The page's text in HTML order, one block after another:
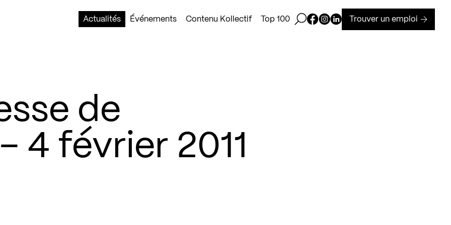
Actualités
Événements Contenu Kollectif Top 100 Ouvrir la barre de recherche
Page Facebook de Kollectif
Page Instagram de Kollectif
Page Linkedin de Kollectif
Trouver un emploi
de
4 février 2011